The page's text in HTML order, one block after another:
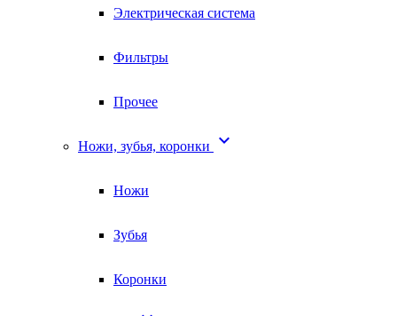
Электрическая система
Фильтры
Прочее
Ножи, зубья, коронки 
Ножи
Зубья
Коронки